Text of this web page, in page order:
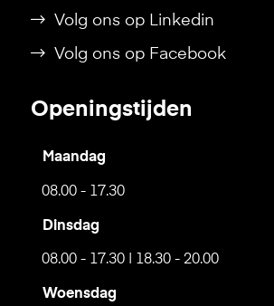
Volg ons op Linkedin
Volg ons op Facebook
Openingstijden
Maandag
08.00 - 17.30
Dinsdag
08.00 - 17.30 | 18.30 - 20.00
Woensdag